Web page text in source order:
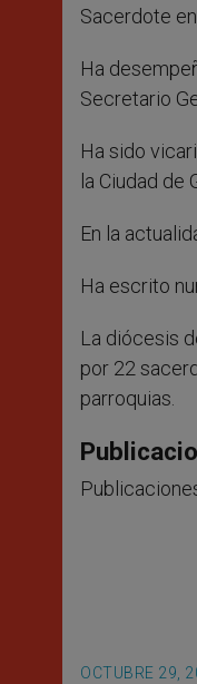
Sacerdote
Ha
Secretario
Ha sido
la Ciudad de
En la
Ha escrito
La diócesis
por 22
parroquias.
OCTUBRE 29,